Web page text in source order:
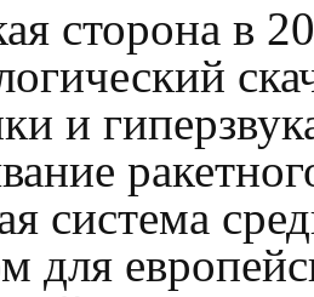
сторона в
и
система
для